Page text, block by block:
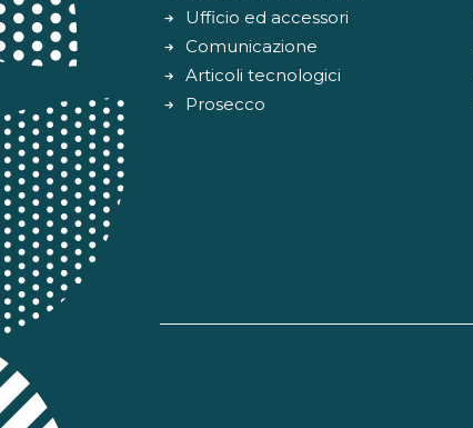
Ufficio ed accessori
Comunicazione
Articoli tecnologici
Prosecco